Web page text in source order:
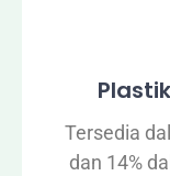
Tersedia
dan 14%